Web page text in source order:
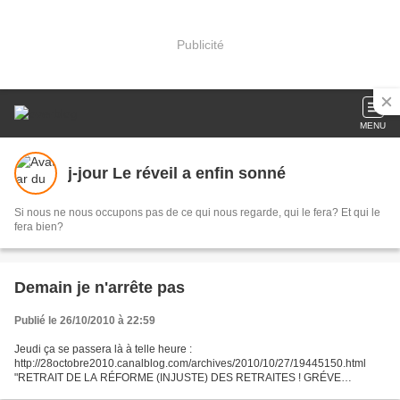
Publicité
MENU
j-jour Le réveil a enfin sonné
Si nous ne nous occupons pas de ce qui nous regarde, qui le fera? Et qui le
fera bien?
Demain je n'arrête pas
Publié le 26/10/2010 à 22:59
Jeudi ça se passera là à telle heure :
http://28octobre2010.canalblog.com/archives/2010/10/27/19445150.html
"RETRAIT DE LA RÉFORME (INJUSTE) DES RETRAITES ! GRÉVE